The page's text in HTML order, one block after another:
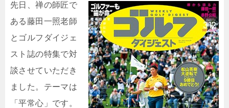
先日、禅の師匠で
ある藤田一照老師
とゴルフダイジェ
スト誌の特集で対
談させていただき
ました。テーマは
「平常心」です。